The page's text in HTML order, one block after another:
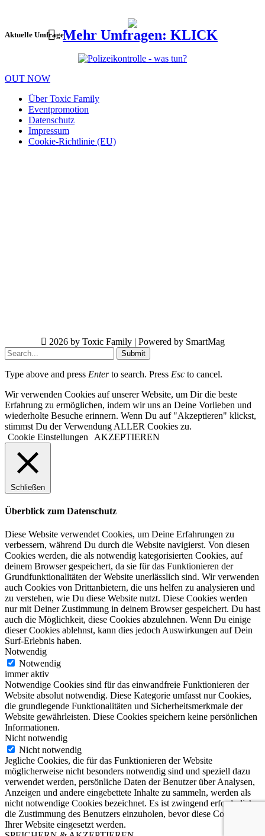
Aktuelle UmfrageMehr Umfragen: KLICK
OUT NOW
Über Toxic Family
Eventpromotion
Datenschutz
Impressum
Cookie-Richtlinie (EU)
2026 by Toxic Family | Powered by SmartMag
Submit
Type above and press Enterto search. Press Esc to cancel.
Wir verwenden Cookies auf unserer Website, um Dir die beste
Erfahrung zu ermöglichen, indem wir uns an Deine Vorlieben und
wiederholte Besuche erinnern. Wenn Du auf "Akzeptieren" klickst,
stimmst Du der Verwendung ALLER Cookies zu.
Cookie Einstellungen
AKZEPTIEREN
Schließen
Überblick zum Datenschutz
Diese Website verwendet Cookies, um Deine Erfahrungen zu
verbessern, während Du durch die Website navigierst. Von diesen
Cookies werden, die als notwendig kategorisierten Cookies, auf
deinem Browser gespeichert, da sie für das Funktionieren der
Grundfunktionalitäten der Website unerlässlich sind. Wir verwenden
auch Cookies von Drittanbietern, die uns helfen zu analysieren und
zu verstehen, wie Du diese Website nutzt. Diese Cookies werden
nur mit Deiner Zustimmung in deinem Browser gespeichert. Du hast
auch die Möglichkeit, diese Cookies abzulehnen. Wenn Du einige
dieser Cookies ablehnst, kann dies jedoch Auswirkungen auf Dein
Surf-Erlebnis haben.
Notwendig
Notwendig
immer aktiv
Notwendige Cookies sind für das einwandfreie Funktionieren der
Website absolut notwendig. Diese Kategorie umfasst nur Cookies,
die grundlegende Funktionalitäten und Sicherheitsmerkmale der
Website gewährleisten. Diese Cookies speichern keine persönlichen
Informationen.
Nicht notwendig
Nicht notwendig
Jegliche Cookies, die für das Funktionieren der Website
möglicherweise nicht besonders notwendig sind und speziell dazu
verwendet werden, persönliche Daten der Benutzer über Analysen,
Anzeigen und andere eingebettete Inhalte zu sammeln, werden als
nicht notwendige Cookies bezeichnet. Es ist zwingend erforderlich,
die Zustimmung des Benutzers einzuholen, bevor diese Cookies auf
Ihrer Website eingesetzt werden.